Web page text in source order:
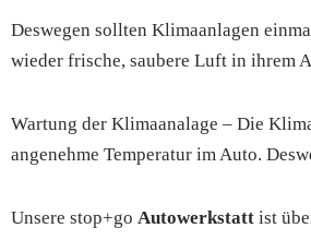
Deswegen sollten Klimaanlagen
wieder frische, saubere Luft in ihrem
Wartung der Klimaanalage – Die
angenehme Temperatur im Auto.
Unsere stop+go Autowerkstatt ist